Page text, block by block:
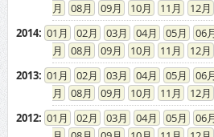
08
09 10 11
12
2014: 01 02 03 04 05 06
08
09 10 11
12
2013: 01 02 03 04 05 06
08
09 10 11
12
2012: 01 02 03 04 05 06